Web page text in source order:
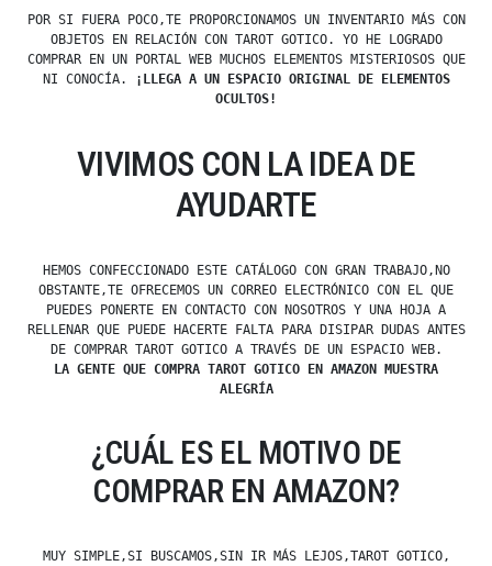
POR SI FUERA POCO,TE PROPORCIONAMOS UN INVENTARIO MÁS CON
OBJETOS EN RELACIÓN CON TAROT GOTICO. YO HE LOGRADO
COMPRAR EN UN PORTAL WEB MUCHOS ELEMENTOS MISTERIOSOS QUE
NI CONOCÍA.
¡LLEGA A UN ESPACIO ORIGINAL DE ELEMENTOS
OCULTOS!
VIVIMOS CON LA IDEA DE
AYUDARTE
HEMOS CONFECCIONADO ESTE CATÁLOGO CON GRAN TRABAJO,NO
OBSTANTE,TE OFRECEMOS UN CORREO ELECTRÓNICO CON EL QUE
PUEDES PONERTE EN CONTACTO CON NOSOTROS Y UNA HOJA A
RELLENAR QUE PUEDE HACERTE FALTA PARA DISIPAR DUDAS ANTES
DE COMPRAR TAROT GOTICO A TRAVÉS DE UN ESPACIO WEB.
LA GENTE QUE COMPRA TAROT GOTICO EN AMAZON MUESTRA
ALEGRÍA
¿CUÁL ES EL MOTIVO DE
COMPRAR EN AMAZON?
MUY SIMPLE,SI BUSCAMOS,SIN IR MÁS LEJOS,TAROT GOTICO,